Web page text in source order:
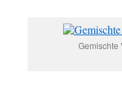
Gemischte